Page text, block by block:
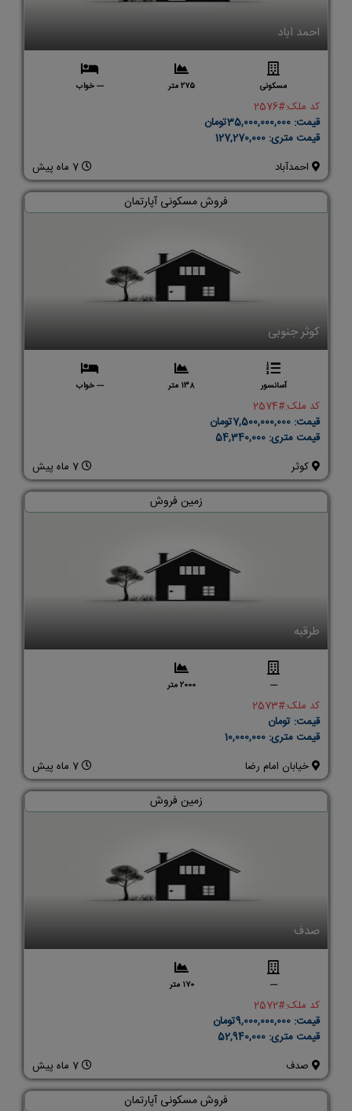
احمد اباد
مسکونی 275 متر --- خواب
کد ملک:#2576
قیمت:
قیمت متری:
7 ماه پیش
احمدآباد
کوثر جنوبی
فروش مسکونی آپارتمان
آسانسور 138 متر --- خواب
کد ملک:#2574
قیمت:
قیمت متری:
7 ماه پیش
کوثر
طرقبه
زمین فروش
--- 2000 متر
کد ملک:#2573
قیمت: تومان
قیمت متری:
7 ماه پیش
خیابان امام رضا
صدف
زمین فروش
--- 170 متر
کد ملک:#2572
قیمت:
قیمت متری:
7 ماه پیش
صدف
فروش مسکونی آپارتمان